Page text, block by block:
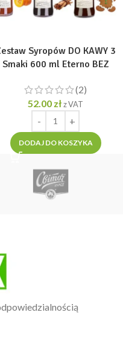
Syropów DO KAWY 3
Smaki 600 ml Eterno BEZ
(2)
52.00 złz VAT
DODAJ DO KOSZYKA